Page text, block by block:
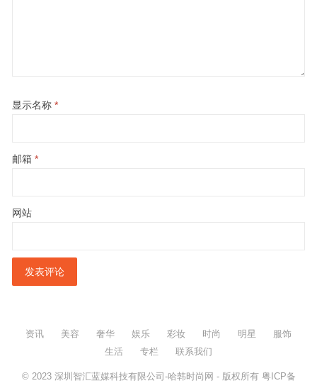
显示名称 *
邮箱 *
网站
资讯 美容 奢华 娱乐 彩妆 时尚 明星
服饰
生活
专栏 联系我们
© 2023 深圳智汇蓝媒科技有限公司-哈韩时尚网 - 版权所有 粤ICP备